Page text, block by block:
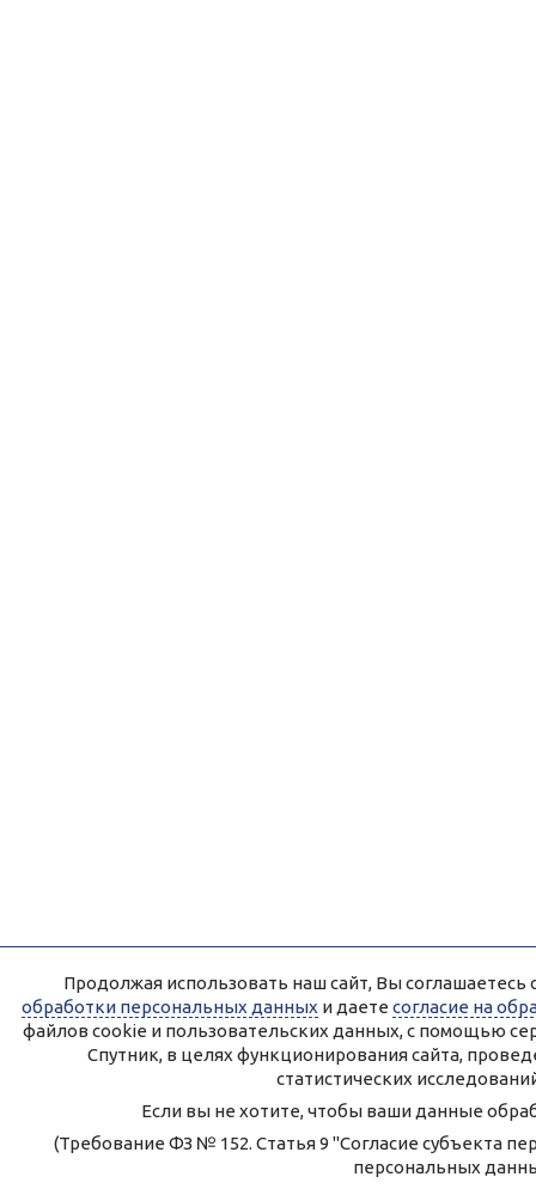
Продолжая использовать наш сайт, Вы соглашаетесь
обработки персональных данных и даете согласие на
файлов cookie и пользовательских данных, с помощью
Спутник, в целях функционирования сайта,
статистических
Если вы не хотите, чтобы ваши данные
(Требование ФЗ № 152. Статья 9 "Согласие субъекта
персональных